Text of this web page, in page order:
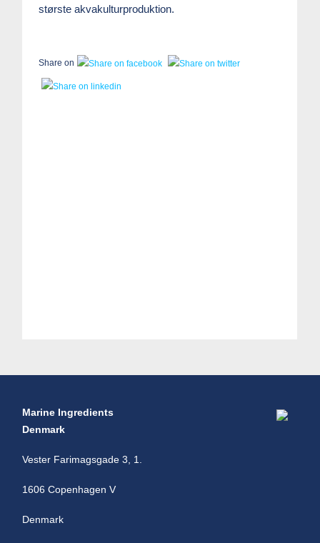
største akvakulturproduktion.
Share on
Marine Ingredients
Denmark
Vester Farimagsgade 3, 1.
1606 Copenhagen V
Denmark